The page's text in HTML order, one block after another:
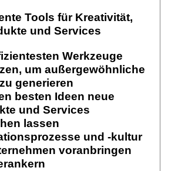
Tools für Kreativität,
und Services
Werkzeuge
um außergewöhnliche
generieren
besten Ideen neue
und Services
lassen
und -kultur
voranbringen